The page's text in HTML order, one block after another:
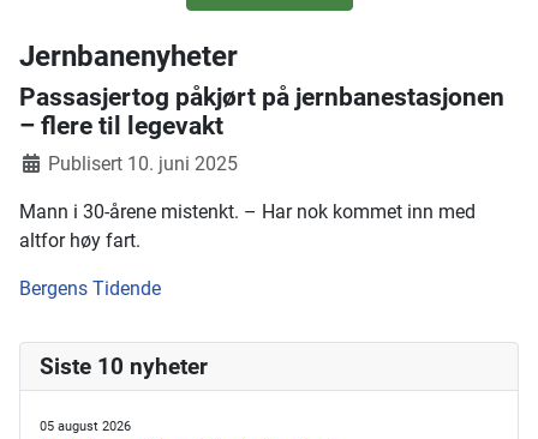
Jernbanenyheter
Passasjertog påkjørt på jernbanestasjonen
– flere til legevakt
Publisert 10. juni 2025
Mann i 30-årene mistenkt. – Har nok kommet inn med
altfor høy fart.
Bergens Tidende
Siste 10 nyheter
05 august 2026